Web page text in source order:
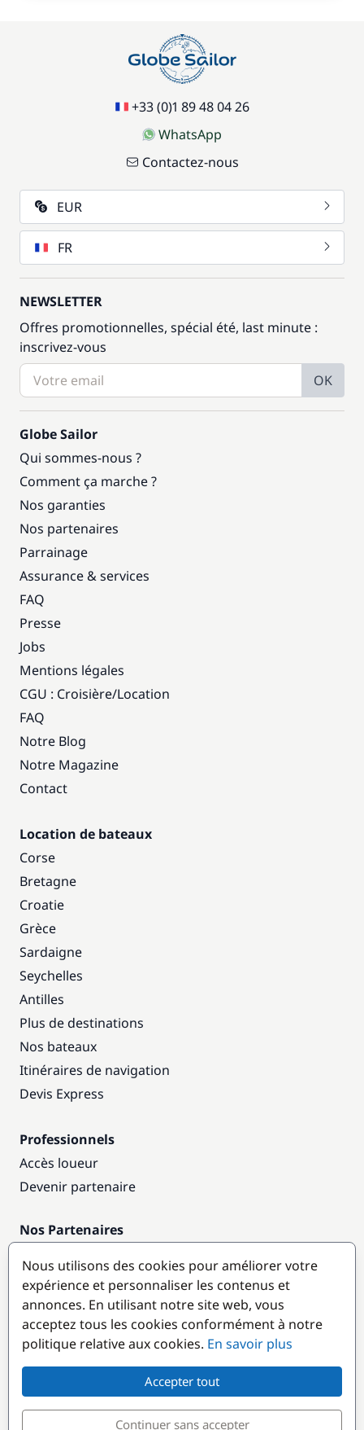
+33 (0)1 89 48 04 26
WhatsApp
Contactez-nous
EUR
FR
NEWSLETTER
Offres promotionnelles, spécial été, last minute :
inscrivez-vous
OK
Globe Sailor
Qui sommes-nous ?
Comment ça marche ?
Nos garanties
Nos partenaires
Parrainage
Assurance & services
FAQ
Presse
Jobs
Mentions légales
CGU : Croisière/Location
FAQ
Notre Blog
Notre Magazine
Contact
Location de bateaux
Corse
Bretagne
Croatie
Grèce
Sardaigne
Seychelles
Antilles
Plus de destinations
Nos bateaux
Itinéraires de navigation
Devis Express
Professionnels
Accès loueur
Devenir partenaire
Nos Partenaires
Destinations populaires
Nous utilisons des cookies pour améliorer votre
expérience et personnaliser les contenus et
annonces. En utilisant notre site web, vous
acceptez tous les cookies conformément à notre
politique relative aux cookies. En savoir plus
Accepter tout
Continuer sans accepter